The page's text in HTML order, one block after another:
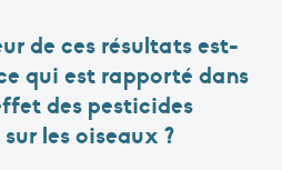
de ces résultats est-
qui est rapporté dans
des pesticides
les oiseaux ?